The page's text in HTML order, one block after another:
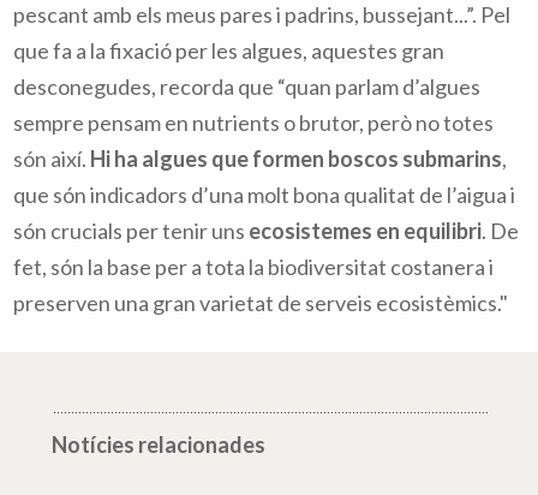
pescant amb els meus pares i padrins, bussejant...”. Pel
que fa a la fixació per les algues, aquestes gran
desconegudes, recorda que “quan parlam d’algues
sempre pensam en nutrients o brutor, però no totes
són així. Hi ha algues que formen boscos submarins,
que són indicadors d’una molt bona qualitat de l’aigua i
són crucials per tenir uns ecosistemes en equilibri. De
fet, són la base per a tota la biodiversitat costanera i
preserven una gran varietat de serveis ecosistèmics."
Notícies relacionades